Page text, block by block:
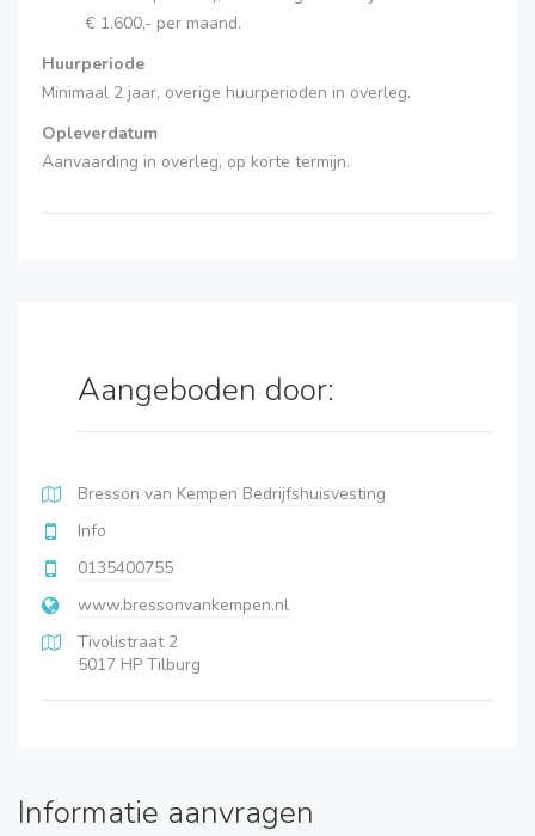
€ 1.600,- per maand.
Huurperiode
Minimaal 2 jaar, overige huurperioden in overleg.
Opleverdatum
Aanvaarding in overleg, op korte termijn.
Aangeboden door:
Bresson van Kempen Bedrijfshuisvesting
Info
0135400755
www.bressonvankempen.nl
Tivolistraat 2
5017 HP Tilburg
Informatie aanvragen